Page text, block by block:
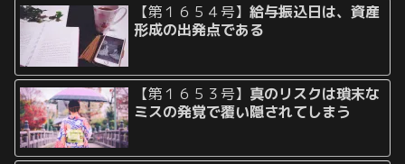
【第１６５４号】給与振込日は、資産
形成の出発点である
【第１６５３号】 真のリスクは瑣末な
ミスの発覚で覆い隠されてしまう